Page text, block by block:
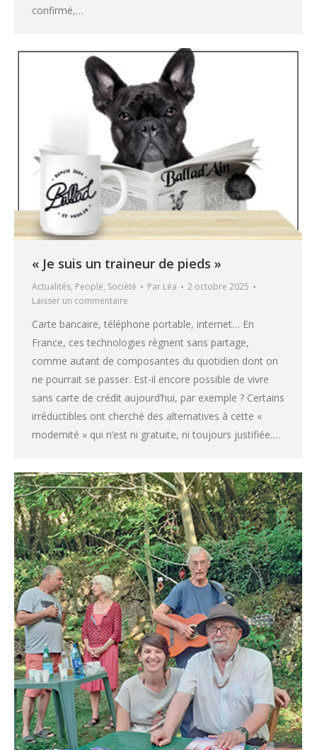
confirmé,…
« Je suis un traineur de pieds »
Actualités, People, Société Par Léa
2 octobre 2025
Laisser un commentaire
Carte bancaire, téléphone portable, internet… En
France, ces technologies règnent sans partage,
comme autant de composantes du quotidien dont on
ne pourrait se passer. Est-il encore possible de vivre
sans carte de crédit aujourd’hui, par exemple ? Certains
irréductibles ont cherché des alternatives à cette «
modernité » qui n’est ni gratuite, ni toujours justifiée.…